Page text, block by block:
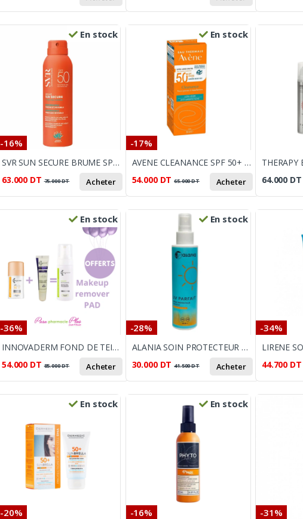
En stock
-16%
SVR SUN SECURE BRUME SPF 50 200ML
63.000 DT 75.000DT Acheter
En stock
-17%
AVENE CLEANANCE SPF 50+ ULTRA LEGER ANTI IMPERFECTION 50ML
54.000 DT 65.000DT Acheter
64.000 DT
En stock
-36%
INNOVADERM FOND DE TEINT FLUID 01 30ML SPF50+BEAUTYLIPS BAUME SPF20 MOUSSE NETTOYANTE 150ML OFFERTE
54.000 DT 85.000DT Acheter
En stock
-28%
ALANIA SOIN PROTECTEUR CHEVEUX SPF30 SPRAY 150ML
30.000 DT 41.500DT Acheter
-34%
44.700 DT
En stock
-20%
En stock
-16% -31%